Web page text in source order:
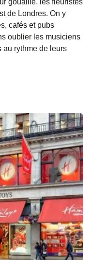
de Londres. On y
cafés et pubs
oublier les musiciens
au rythme de leurs